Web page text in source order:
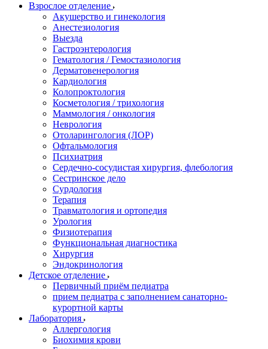
Взрослое отделение
Акушерство и гинекология
Анестезиология
Выезда
Гастроэнтерология
Гематология / Гемостазиология
Дерматовенерология
Кардиология
Колопроктология
Косметология / трихология
Маммология / онкология
Неврология
Отоларингология (ЛОР)
Офтальмология
Психиатрия
Сердечно-сосудистая хирургия, флебология
Сестринское дело
Сурдология
Терапия
Травматология и ортопедия
Урология
Физиотерапия
Функциональная диагностика
Хирургия
Эндокринология
Детское отделение
Первичный приём педиатра
прием педиатра с заполнением санаторно-
курортной карты
Лаборатория
Аллергология
Биохимия крови